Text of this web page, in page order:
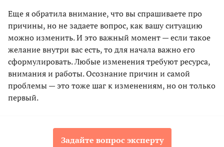
Еще я обратила внимание, что вы спрашиваете про
причины, но не задаете вопрос, как вашу ситуацию
можно изменить. И это важный момент — если такое
желание внутри вас есть, то для начала важно его
сформулировать. Любые изменения требуют ресурса,
внимания и работы. Осознание причин и самой
проблемы — это тоже шаг к изменениям, но он только
первый.
Задайте вопрос эксперту